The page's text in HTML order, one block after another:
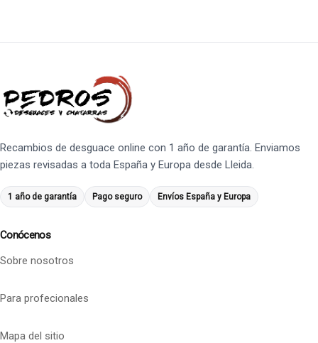
Recambios de desguace online con 1 año de garantía. Enviamos
piezas revisadas a toda España y Europa desde Lleida.
1 año de garantía Pago seguro Envíos España y Europa
Conócenos
Sobre nosotros
Para profecionales
Mapa del sitio